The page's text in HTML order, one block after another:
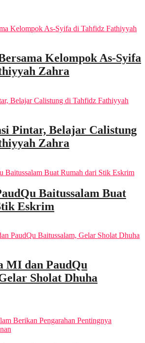
Kelompok As-Syifa
Zahra
Pintar, Belajar Calistung
Zahra
Baitussalam Buat
Eskrim
MI dan PaudQu
Sholat Dhuha